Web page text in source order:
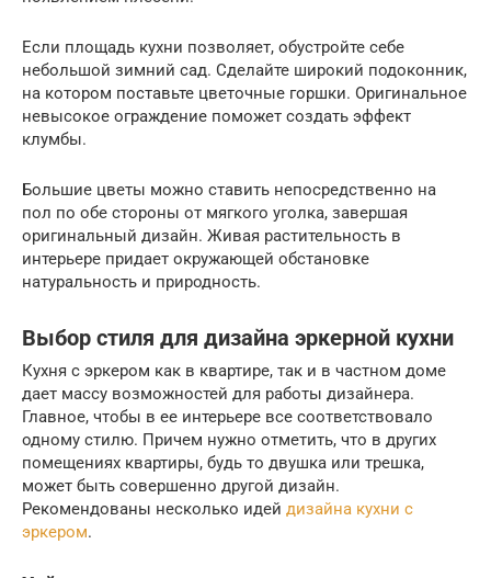
Если площадь кухни позволяет, обустройте себе
небольшой зимний сад. Сделайте широкий подоконник,
на котором поставьте цветочные горшки. Оригинальное
невысокое ограждение поможет создать эффект
клумбы.
Большие цветы можно ставить непосредственно на
пол по обе стороны от мягкого уголка, завершая
оригинальный дизайн. Живая растительность в
интерьере придает окружающей обстановке
натуральность и природность.
Выбор стиля для дизайна эркерной кухни
Кухня с эркером как в квартире, так и в частном доме
дает массу возможностей для работы дизайнера.
Главное, чтобы в ее интерьере все соответствовало
одному стилю. Причем нужно отметить, что в других
помещениях квартиры, будь то двушка или трешка,
может быть совершенно другой дизайн.
Рекомендованы несколько идей дизайна кухни с
эркером.